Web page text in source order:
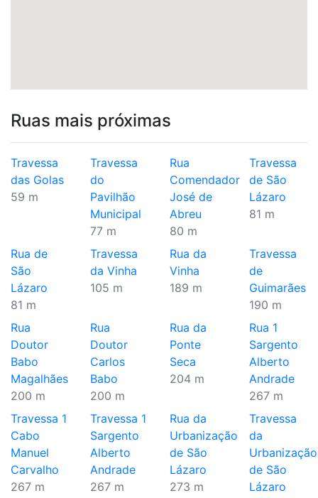
Ruas mais próximas
Travessa
das Golas
59 m
Travessa
do
Pavilhão
Municipal
77 m
Rua
Comendador
José de
Abreu
80 m
Travessa
de São
Lázaro
81 m
Rua de
São
Lázaro
81 m
Travessa
da Vinha
105 m
Rua da
Vinha
189 m
Travessa
de
Guimarães
190 m
Rua
Doutor
Babo
Magalhães
200 m
Rua
Doutor
Carlos
Babo
200 m
Rua da
Ponte
Seca
204 m
Rua 1
Sargento
Alberto
Andrade
267 m
Travessa 1
Cabo
Manuel
Carvalho
267 m
Travessa 1
Sargento
Alberto
Andrade
267 m
Rua da
Urbanização
de São
Lázaro
273 m
Travessa
da
Urbanização
de São
Lázaro